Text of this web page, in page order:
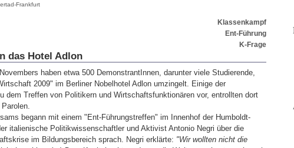
Frankfurt
Klassenkampf
Ent-Führung
K-Frage
das Hotel Adlon
haben etwa 500 DemonstrantInnen, darunter viele Studierende,
2009" im Berliner Nobelhotel Adlon umzingelt. Einige der
dem Treffen von Politikern und Wirtschaftsfunktionären vor, entrollten dort
begann mit einem "Ent-Führungstreffen" im Innenhof der Humboldt-
italienische Politikwissenschaftler und Aktivist Antonio Negri über die
im Bildungsbereich sprach. Negri erklärte: "Wir wollten nicht die